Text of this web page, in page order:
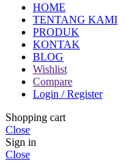
HOME
TENTANG KAMI
PRODUK
KONTAK
BLOG
Wishlist
Compare
Login / Register
Shopping cart
Close
Sign in
Close